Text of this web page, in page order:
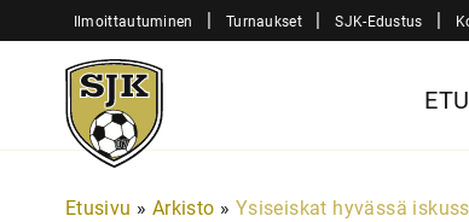
sisältöön
Ilmoittautuminen | Turnaukset | SJK-Edustus |
Sjk-
Juniorit
Etusivu » Arkisto » Ysiseiskat hyvässä